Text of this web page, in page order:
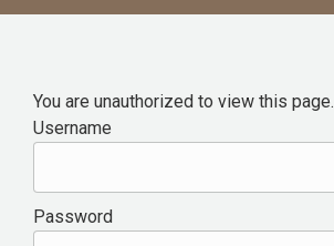
You are unauthorized to view this page.
Username
Password